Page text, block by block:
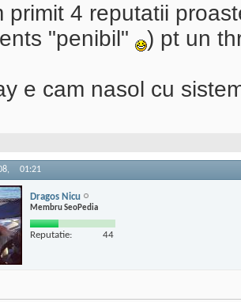
primit 4 reputatii
"penibil"
) pt un
e cam nasol cu
01:21
Dragos Nicu
Membru SeoPedia
Reputatie: 44